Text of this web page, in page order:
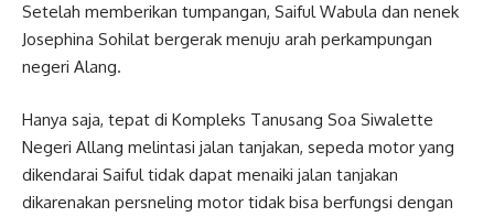
Setelah memberikan tumpangan, Saiful Wabula dan nenek
Josephina Sohilat bergerak menuju arah perkampungan
negeri Alang.
Hanya saja, tepat di Kompleks Tanusang Soa Siwalette
Negeri Allang melintasi jalan tanjakan, sepeda motor yang
dikendarai Saiful tidak dapat menaiki jalan tanjakan
dikarenakan persneling motor tidak bisa berfungsi dengan